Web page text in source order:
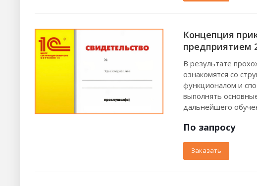
Концепция
предприятием
В результате
ознакомятся со
функционалом и
выполнять
дальнейшего
По запросу
Заказать